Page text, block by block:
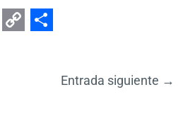
Entrada siguiente →